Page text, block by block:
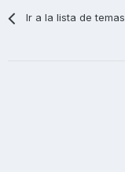
Ir a la lista de temas